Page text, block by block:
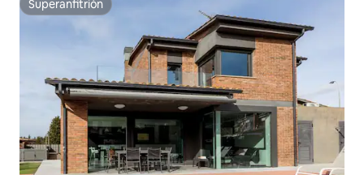
Superanfitrión
Superanfitrión